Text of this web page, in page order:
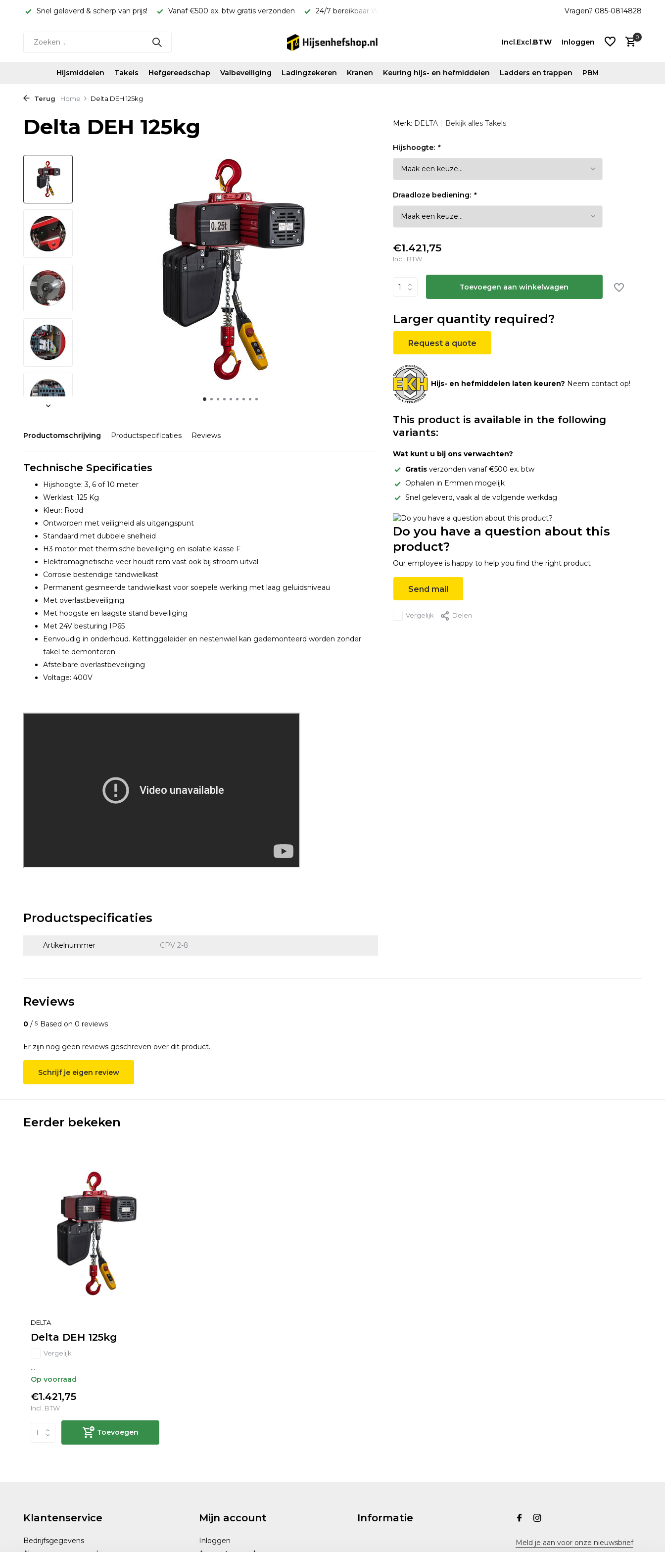
Vanaf €500 ex. btw gratis verzonden 24/7 bereikbaar WhatsApp 06-11587339 Snel geleverd & scherp van prijs! Vanaf €500 ex. btw gratis verzondenVragen? 085-0814828
Incl.Excl.BTW Inloggen
0
Hijsmiddelen Takels Hefgereedschap Valbeveiliging Ladingzekeren Kranen Keuring hijs- en hefmiddelen Ladders en trappen PBM
Terug Home Delta DEH 125kg
Delta DEH 125kg
Productomschrijving Productspecificaties Reviews
Technische Specificaties
Hijshoogte: 3, 6 of 10 meter
Werklast: 125 Kg
Kleur: Rood
Ontworpen met veiligheid als uitgangspunt
Standaard met dubbele snelheid
H3 motor met thermische beveiliging en isolatie klasse F
Elektromagnetische veer houdt rem vast ook bij stroom uitval
Corrosie bestendige tandwielkast
Permanent gesmeerde tandwielkast voor soepele werking met laag geluidsniveau
Met overlastbeveiliging
Met hoogste en laagste stand beveiliging
Met 24V besturing IP65
Eenvoudig in onderhoud. Kettinggeleider en nestenwiel kan gedemonteerd worden zonder
takel te demonteren
Afstelbare overlastbeveiliging
Voltage: 400V
Productspecificaties
Artikelnummer CPV 2-8
Merk: DELTA Bekijk alles Takels
Hijshoogte: *
Draadloze bediening: *
€1.421,75
Incl. BTW
Toevoegen aan winkelwagen
Larger quantity required?
Request a quote
Hijs- en hefmiddelen laten keuren? Neem contact op!
This product is available in the following
variants:
Wat kunt u bij ons verwachten?
Gratisverzonden vanaf €500 ex. btw
Ophalen in Emmen mogelijk
Snel geleverd, vaak al de volgende werkdag
Do you have a question about this
product?
Our employee is happy to help you find the right product
Send mail
Vergelijk Delen
Reviews
0 / 5 Based on 0 reviews
Er zijn nog geen reviews geschreven over dit product..
Schrijf je eigen review
Eerder bekeken
DELTA
Delta DEH 125kg
Vergelijk
...
Op voorraad
€1.421,75
Incl. BTW
Toevoegen
Klantenservice
Bedrijfsgegevens
Mijn account
Inloggen
Informatie
Meld je aan voor onze nieuwsbrief